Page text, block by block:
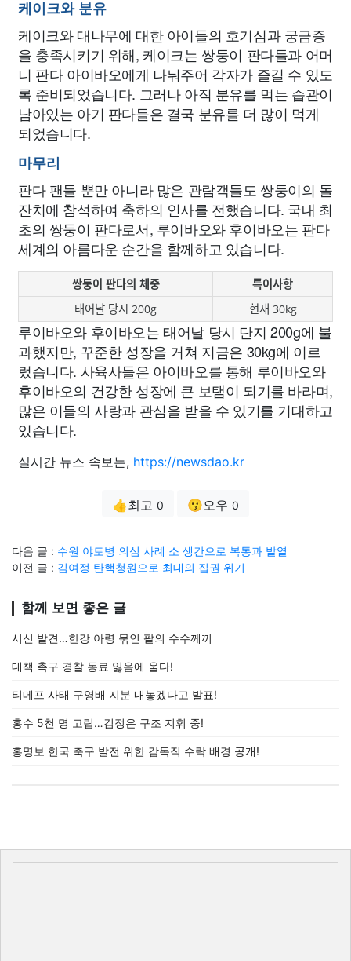
케이크와 분유
케이크와 대나무에 대한 아이들의 호기심과 궁금증
을 충족시키기 위해, 케이크는 쌍둥이 판다들과 어머
니 판다 아이바오에게 나눠주어 각자가 즐길 수 있도
록 준비되었습니다. 그러나 아직 분유를 먹는 습관이
남아있는 아기 판다들은 결국 분유를 더 많이 먹게
되었습니다.
마무리
판다 팬들 뿐만 아니라 많은 관람객들도 쌍둥이의 돌
잔치에 참석하여 축하의 인사를 전했습니다. 국내 최
초의 쌍둥이 판다로서, 루이바오와 후이바오는 판다
세계의 아름다운 순간을 함께하고 있습니다.
쌍둥이 판다의 체중
특이사항
태어날 당시 200g
현재 30kg
루이바오와 후이바오는 태어날 당시 단지 200g에 불
과했지만, 꾸준한 성장을 거쳐 지금은 30kg에 이르
렀습니다. 사육사들은 아이바오를 통해 루이바오와
후이바오의 건강한 성장에 큰 보탬이 되기를 바라며,
많은 이들의 사랑과 관심을 받을 수 있기를 기대하고
있습니다.
실시간 뉴스 속보는, https://newsdao.kr
👍최고 0 😗오우 0
다음 글 : 수원 야토병 의심 사례 소 생간으로 복통과 발열
이전 글 : 김여정 탄핵청원으로 최대의 집권 위기
함께 보면 좋은 글
시신 발견…한강 아령 묶인 팔의 수수께끼
대책 촉구 경찰 동료 잃음에 울다!
티메프 사태 구영배 지분 내놓겠다고 발표!
홍수 5천 명 고립…김정은 구조 지휘 중!
홍명보 한국 축구 발전 위한 감독직 수락 배경 공개!